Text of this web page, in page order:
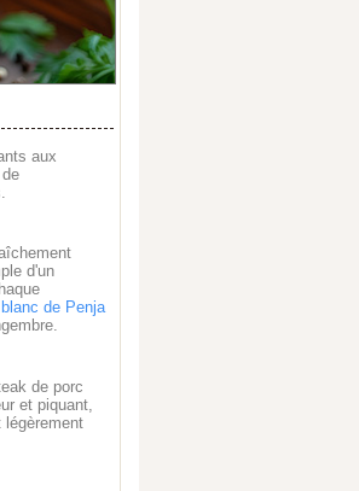
aux
d'un
blanc de Penja
de porc
et piquant,
légèrement